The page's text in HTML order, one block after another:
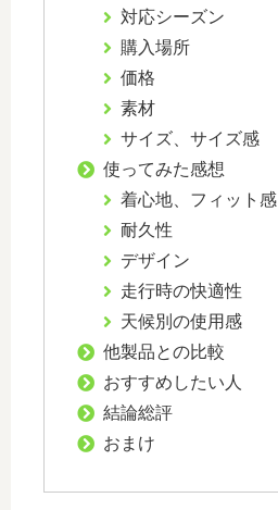
対応シーズン
購入場所
価格
素材
サイズ、サイズ感
使ってみた感想
着心地、フィット感
耐久性
デザイン
走行時の快適性
天候別の使用感
他製品との比較
おすすめしたい人
結論総評
おまけ